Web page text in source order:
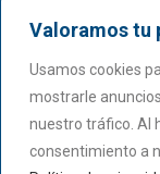
Valoramos tu
Usamos cookies
mostrarle
nuestro tráfico. Al
consentimiento a
Política de
Certificats